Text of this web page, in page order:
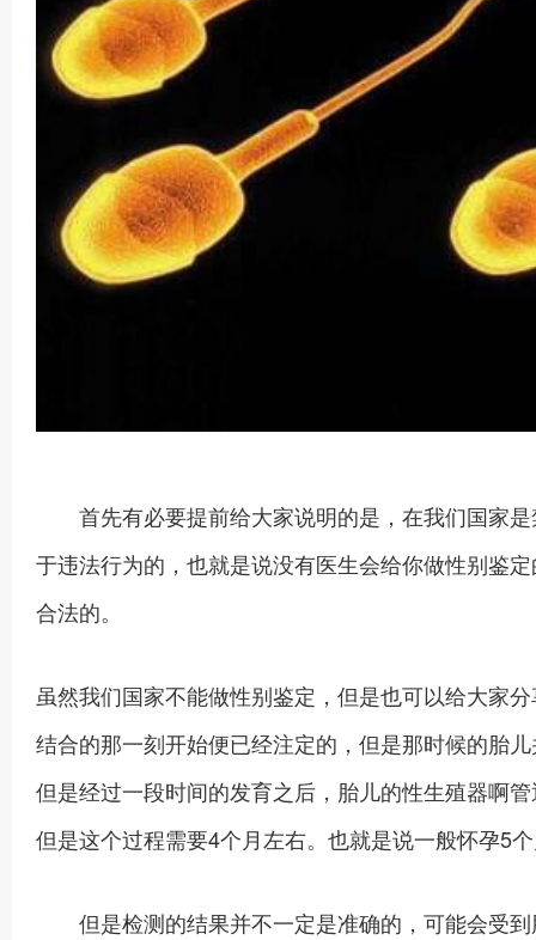
首先有必要提前给大家说明的是，在我们国家是
于违法行为的，也就是说没有医生会给你做性别鉴
合法的。
虽然我们国家不能做性别鉴定，但是也可以给大家
结合的那一刻开始便已经注定的，但是那时候的胎
但是经过一段时间的发育之后，胎儿的性生殖器啊
但是这个过程需要4个月左右。也就是说一般怀孕5
但是检测的结果并不一定是准确的，可能会受到